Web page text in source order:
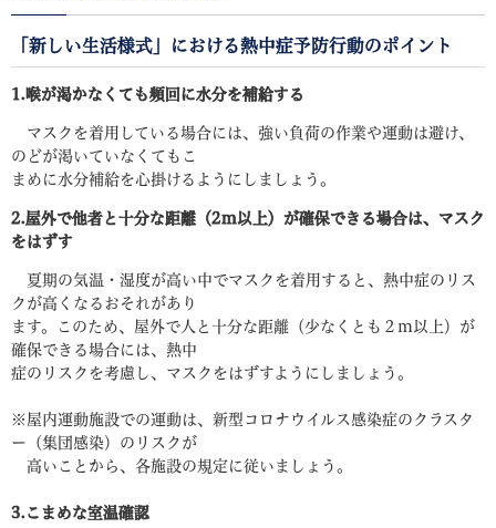
「新しい生活様式」における熱中症予防行動のポイント
1.喉が渇かなくても頻回に水分を補給する
マスクを着用している場合には、強い負荷の作業や運動は避け、
のどが渇いていなくてもこ
まめに水分補給を心掛けるようにしましょう。
2.屋外で他者と十分な距離（2ｍ以上）が確保できる場合は、マスク
をはずす
夏期の気温・湿度が高い中でマスクを着用すると、熱中症のリス
クが高くなるおそれがあり
ます。このため、屋外で人と十分な距離（少なくとも２ｍ以上）が
確保できる場合には、熱中
症のリスクを考慮し、マスクをはずすようにしましょう。
※屋内運動施設での運動は、新型コロナウイルス感染症のクラスタ
ー（集団感染）のリスクが
高いことから、各施設の規定に従いましょう。
3.こまめな室温確認